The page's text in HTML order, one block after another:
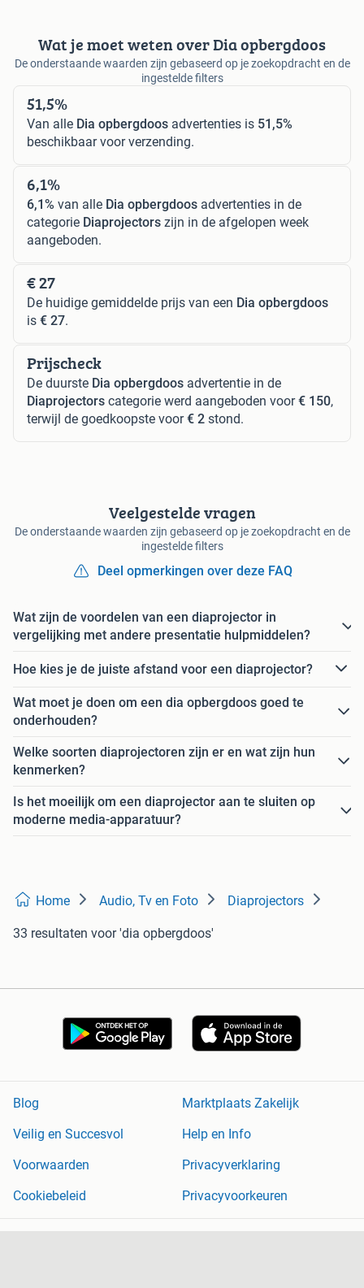
Wat je moet weten over Dia opbergdoos
De onderstaande waarden zijn gebaseerd op je zoekopdracht en de
ingestelde filters
51,5%
Van alle Dia opbergdoos advertenties is 51,5%
beschikbaar voor verzending.
6,1%
6,1% van alle Dia opbergdoos advertenties in de
categorie Diaprojectors zijn in de afgelopen week
aangeboden.
€ 27
De huidige gemiddelde prijs van een Dia opbergdoos
is € 27.
Prijscheck
De duurste Dia opbergdoos advertentie in de
Diaprojectors categorie werd aangeboden voor€ 150,
terwijl de goedkoopste voor€ 2 stond.
Veelgestelde vragen
De onderstaande waarden zijn gebaseerd op je zoekopdracht en de
ingestelde filters
Deel opmerkingen over deze FAQ
Wat zijn de voordelen van een diaprojector in
vergelijking met andere presentatie hulpmiddelen?
Hoe kies je de juiste afstand voor een diaprojector?
Wat moet je doen om een dia opbergdoos goed te
onderhouden?
Welke soorten diaprojectoren zijn er en wat zijn hun
kenmerken?
Is het moeilijk om een diaprojector aan te sluiten op
moderne media-apparatuur?
Home Audio, Tv en Foto Diaprojectors
33 resultaten voor 'dia opbergdoos'
Blog
Marktplaats Zakelijk
Veilig en Succesvol
Help en Info
Voorwaarden
Privacyverklaring
Cookiebeleid
Privacyvoorkeuren